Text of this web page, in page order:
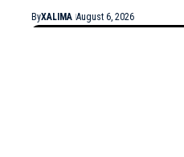
ByXALIMA August 6, 2026